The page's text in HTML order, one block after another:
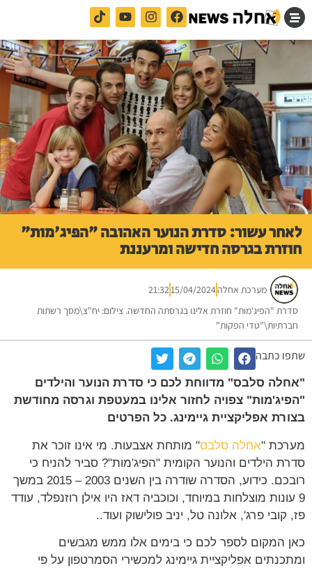
לאחר עשור: סדרת הנוער האהובה "הפיג'מות"
חוזרת בגרסה חדישה ומרעננת
מערכת אחלה15/04/2024
21:32
סדרת "הפיג'מות" חוזרת אלינו בגרסתה החדשה. צילום: יח"צ\מסך רשתות
חברתיות\"טדי הפקות"
שתפו כתבה
"אחלה סלבס" מדווחת לכם כי סדרת הנוער והילדים
"הפיג'מות" צפויה לחזור אלינו במעטפת וגרסה מחודשת
בצורת אפליקציית גיימינג. כל הפרטים
מערכת "אחלה סלבס" מותחת אצבעות. מי אינו זוכר את
סדרת הילדים והנוער הקומית "הפיג'מות"? סביר להניח כי
רובכם. כידוע, הסדרה שודרה בין השנים 2003 – 2015 במשך
9 עונות מוצלחות במיוחד, וכוכביה דאז היו אילן רוזנפלד, עודד
פז, קובי פרג', אלונה טל, יניב פולישוק ועוד..
כאן המקום לספר לכם כי בימים אלו ממש מגבשים
ומתכנתים אפליקציית גיימינג למכשירי הסמרטפון על פי